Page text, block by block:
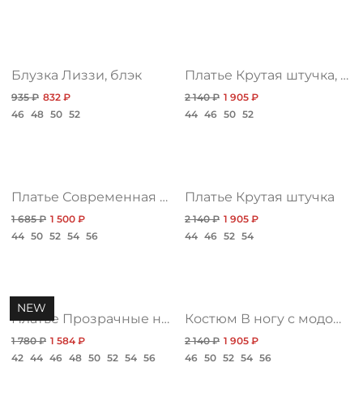
МОСКВА
MANAGER@DSTREND.RU
/
Блузка Лиззи, блэк
935 ₽ 832 ₽
46 48 50 52
Платье Крутая штучка, хит
2 140 ₽ 1 905 ₽
44 46 50 52
Платье Современная женственность, грин
1 685 ₽ 1 500 ₽
44 50 52 54 56
Платье Крутая штучка
2 140 ₽ 1 905 ₽
44 46 52 54
NEW
Платье Прозрачные намерения, акцент
1 780 ₽ 1 584 ₽
42 44 46 48 50 52 54 56
Костюм В ногу с модой, топ
2 140 ₽ 1 905 ₽
46 50 52 54 56